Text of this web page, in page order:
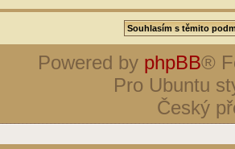
Powered by phpBB®
Pro Ubuntu
Český